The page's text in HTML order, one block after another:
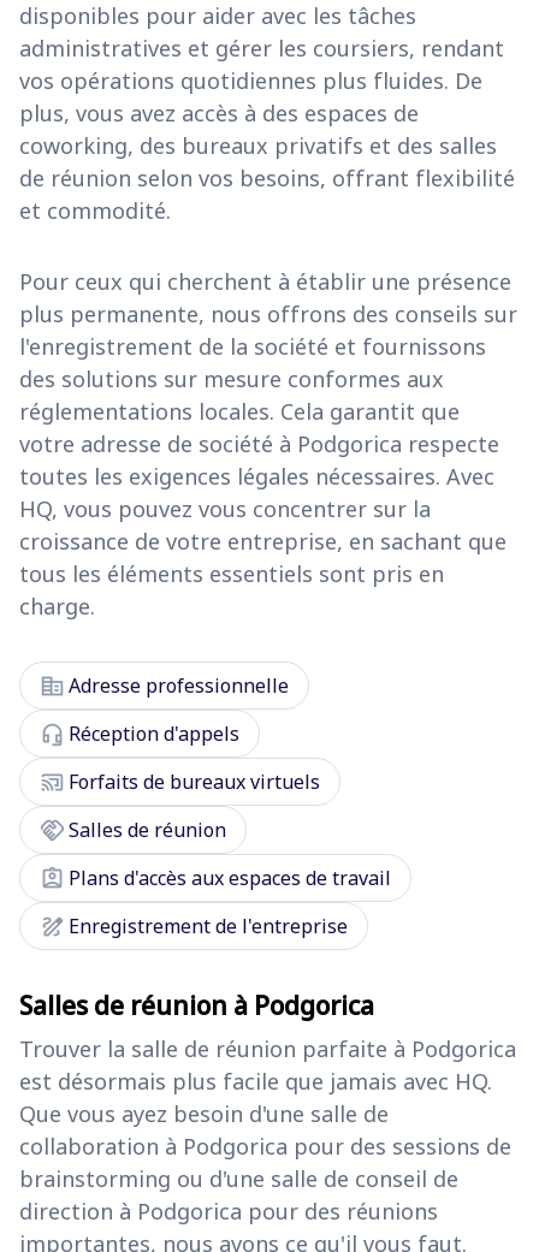
disponibles pour aider avec les tâches
administratives et gérer les coursiers, rendant
vos opérations quotidiennes plus fluides. De
plus, vous avez accès à des espaces de
coworking, des bureaux privatifs et des salles
de réunion selon vos besoins, offrant flexibilité
et commodité.
Pour ceux qui cherchent à établir une présence
plus permanente, nous offrons des conseils sur
l'enregistrement de la société et fournissons
des solutions sur mesure conformes aux
réglementations locales. Cela garantit que
votre adresse de société à Podgorica respecte
toutes les exigences légales nécessaires. Avec
HQ, vous pouvez vous concentrer sur la
croissance de votre entreprise, en sachant que
tous les éléments essentiels sont pris en
charge.
corporate_fareAdresse professionnelle
headset_mic Réception d'appels
cast_connected Forfaits de bureaux virtuels
handshakeSalles de réunion
assignment_ind Plans d'accès aux espaces de travail
draw Enregistrement de l'entreprise
Salles de réunion à Podgorica
Trouver la salle de réunion parfaite à Podgorica
est désormais plus facile que jamais avec HQ.
Que vous ayez besoin d'une salle de
collaboration à Podgorica pour des sessions de
brainstorming ou d'une salle de conseil de
direction à Podgorica pour des réunions
importantes, nous avons ce qu'il vous faut.